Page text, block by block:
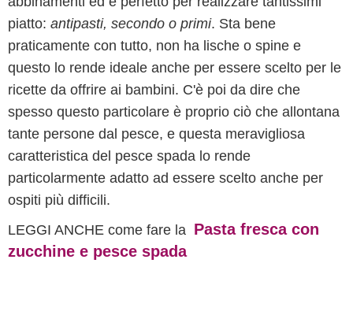
piatto: antipasti, secondo o primi. Sta bene
praticamente con tutto, non ha lische o spine e
questo lo rende ideale anche per essere scelto per le
ricette da offrire ai bambini. C'è poi da dire che
spesso questo particolare è proprio ciò che allontana
tante persone dal pesce, e questa meravigliosa
caratteristica del pesce spada lo rende
particolarmente adatto ad essere scelto anche per
ospiti più difficili.
LEGGI ANCHE come fare la Pasta fresca con
zucchine e pesce spada